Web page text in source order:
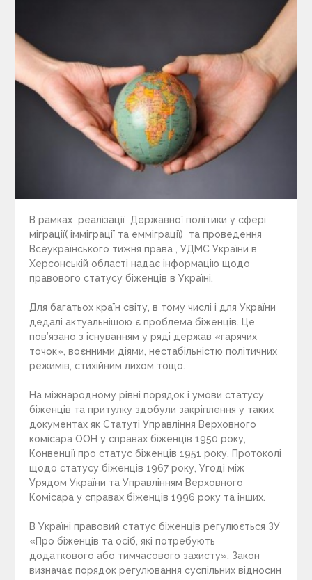
В рамках реалізації Державної політики у сфері
міграції( імміграції та емміграції) та проведення
Всеукраїнського тижня права , УДМС України в
Херсонській області надає інформацію щодо
правового статусу біженців в Україні.
Для багатьох країн світу, в тому числі і для України
дедалі актуальнішою є проблема біженців. Це
пов’язано з існуванням у ряді держав «гарячих
точок», воєнними діями, нестабільністю політичних
режимів, стихійним лихом тощо.
На міжнародному рівні порядок і умови статусу
біженців та притулку здобули закріплення у таких
документах як Статуті Управління Верховного
комісара ООН у справах біженців 1950 року,
Конвенції про статус біженців 1951 року, Протоколі
щодо статусу біженців 1967 року, Угоді між
Урядом України та Управлінням Верховного
Комісара у справах біженців 1996 року та інших.
В Україні правовий статус біженців регулюється ЗУ
«Про біженців та осіб, які потребують
додаткового або тимчасового захисту». Закон
визначає порядок регулювання суспільних відносин